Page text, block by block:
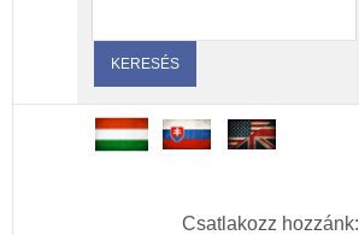
Csatlakozz hozzánk: